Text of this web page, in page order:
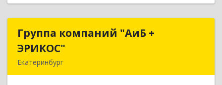
Группа компаний "АиБ +
ЭРИКОС"
Екатеринбург
Группа компаний "АиБ +